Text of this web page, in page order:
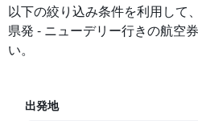
以下の絞り込み条件を利用して
県発 - ニューデリー行きの航空
い。
出発地